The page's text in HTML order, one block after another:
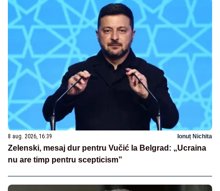
8 aug. 2026, 16:39 Ionuț Nichita
Zelenski, mesaj dur pentru Vučić la Belgrad: „Ucraina
nu are timp pentru scepticism”